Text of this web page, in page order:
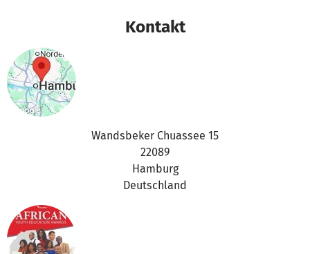
cannot-be-spent-for-the-project
In case you have any questions you can contact us via
support@betterplace.org.
Best regards
Your betterplace.org-team
Kontakt
Wandsbeker Chuassee 15
22089
Hamburg
Deutschland